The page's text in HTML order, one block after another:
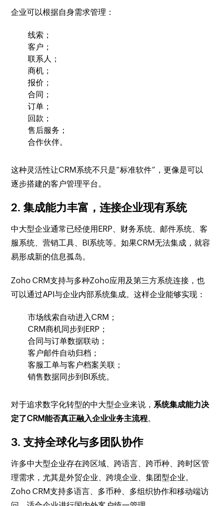
企业可以根据自身需求管理：
线索；
客户；
联系人；
商机；
报价；
合同；
订单；
回款；
售后服务；
合作伙伴。
这种灵活性让CRM系统不只是“标准软件”，更像是可以
逐步搭建的客户管理平台。
2. 集成能力丰富，连接企业现有系统
中大型企业通常已经使用ERP、财务系统、邮件系统、客
服系统、营销工具、BI系统等。如果CRM无法集成，就容
易形成新的信息孤岛。
Zoho CRM支持与多种Zoho应用及第三方系统连接，也
可以通过API与企业内部系统集成。这样企业能够实现：
市场线索自动进入CRM；
CRM商机同步到ERP；
合同与订单数据联动；
客户邮件自动归档；
客服工单与客户档案关联；
销售数据同步到BI系统。
对于追求数字化转型的中大型企业来说，系统集成能力决
定了CRM能否真正融入企业业务主流程。
3. 支持全球化与多团队协作
许多中大型企业存在跨区域、跨语言、跨币种、跨时区管
理需求，尤其是外贸企业、跨境企业、集团型企业。
Zoho CRM支持多语言、多币种、多组织协作和移动端访